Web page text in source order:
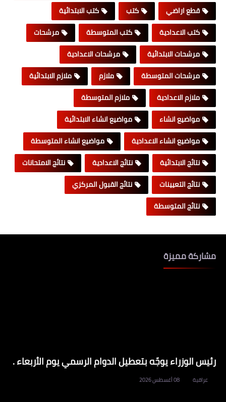
قطع اراضي
كتب
كتب الابتدائية
كتب الاعدادية
كتب المتوسطة
مرشحات
مرشحات الابتدائية
مرشحات الاعدادية
مرشحات المتوسطة
ملازم
ملازم الابتدائية
ملازم الاعدادية
ملازم المتوسطة
مواضيع انشاء
مواضيع انشاء الابتدائية
مواضيع انشاء الاعدادية
مواضيع انشاء المتوسطة
نتائج الابتدائية
نتائج الاعدادية
نتائج الامتحانات
نتائج التعيينات
نتائج القبول المركزي
نتائج المتوسطة
مشاركة مميزة
رئيس الوزراء يوجّه بتعطيل الدوام الرسمي يوم الأربعاء .
عراقية 08 أغسطس 2026